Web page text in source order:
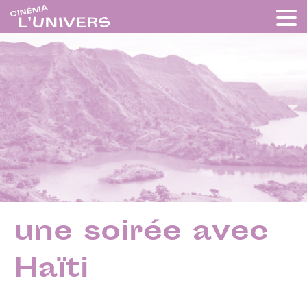
une soirée avec
Haïti